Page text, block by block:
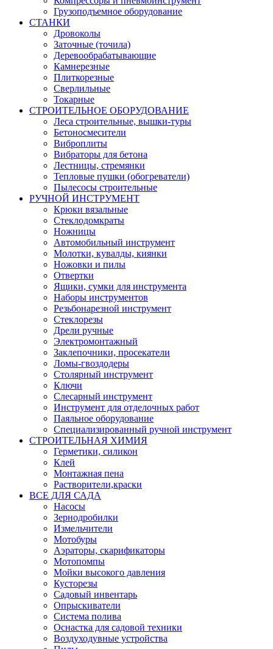
Грузоподъемное оборудование
СТАНКИ
Дровоколы
Заточные (точила)
Деревообрабатывающие
Камнерезные
Плиткорезные
Сверлильные
Токарные
СТРОИТЕЛЬНОЕ ОБОРУДОВАНИЕ
Леса строительные, вышки-туры
Бетоносмесители
Виброплиты
Вибраторы для бетона
Лестницы, стремянки
Тепловые пушки (обогреватели)
Пылесосы строительные
РУЧНОЙ ИНСТРУМЕНТ
Крюки вязальные
Стеклодомкраты
Ножницы
Автомобильный инструмент
Молотки, кувалды, киянки
Ножовки и пилы
Отвертки
Ящики, сумки для инструмента
Наборы инструментов
Резьбонарезной инструмент
Стеклорезы
Дрели ручные
Электромонтажный
Заклепочники, просекатели
Ломы-гвоздодеры
Столярный инструмент
Ключи
Слесарный инструмент
Инструмент для отделочных работ
Паяльное оборудование
Специализированный ручной инструмент
СТРОИТЕЛЬНАЯ ХИМИЯ
Герметики, силикон
Клей
Монтажная пена
Растворители,краски
ВСЕ ДЛЯ САДА
Насосы
Зернодробилки
Измельчители
Мотобуры
Аэраторы, скарификаторы
Мотопомпы
Мойки высокого давления
Кусторезы
Садовый инвентарь
Опрыскиватели
Система полива
Оснастка для садовой техники
Воздуходувные устройства